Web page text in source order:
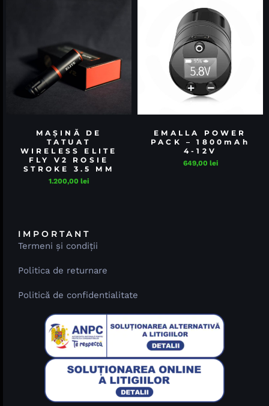
MAȘINĂ DE
TATUAT
WIRELESS ELITE
FLY V2 ROSIE
STROKE 3.5 MM
1.200,00 lei
EMALLA POWER
PACK – 1800mAh
4-12V
649,00 lei
IMPORTANT
Termeni și condiții
Politica de returnare
Politică de confidentialitate